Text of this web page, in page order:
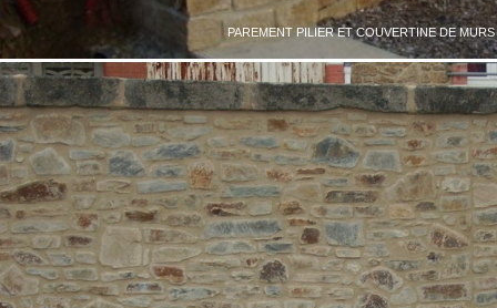
PAREMENT PILIER ET COUVERTINE DE MURS